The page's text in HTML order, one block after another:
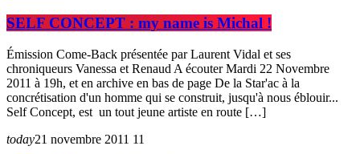
SELF CONCEPT : my name is Michal !
Émission Come-Back présentée par Laurent Vidal et ses
chroniqueurs Vanessa et Renaud A écouter Mardi 22 Novembre
2011 à 19h, et en archive en bas de page De la Star'ac à la
concrétisation d'un homme qui se construit, jusqu'à nous éblouir...
Self Concept, est un tout jeune artiste en route […]
today21 novembre 2011 11